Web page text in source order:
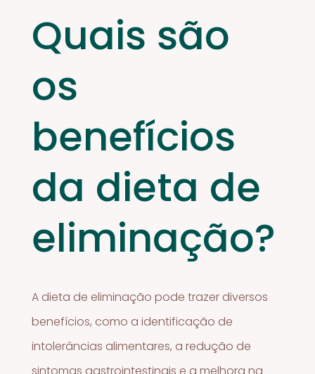
Quais são
os
benefícios
da dieta de
eliminação?
A dieta de eliminação pode trazer diversos
benefícios, como a identificação de
intolerâncias alimentares, a redução de
sintomas gastrointestinais e a melhora na